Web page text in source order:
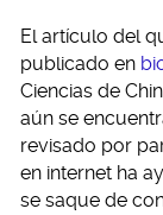
El artículo del
publicado en
Ciencias de
aún se
revisado por
en internet ha
se saque de